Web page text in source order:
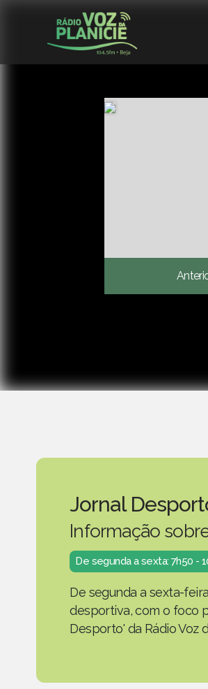
Jornal
Informação
De segunda a sexta: 7h50 -
De segunda a sexta-
desportiva, com o foco
Desporto' da Rádio Voz